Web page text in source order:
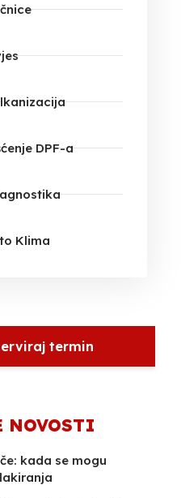
DPF-a
Klima
termin
NOVOSTI
kada se mogu